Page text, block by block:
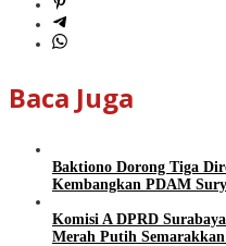
Baca Juga
Baktiono Dorong Tiga
Kembangkan PDAM
Komisi A DPRD
Merah Putih